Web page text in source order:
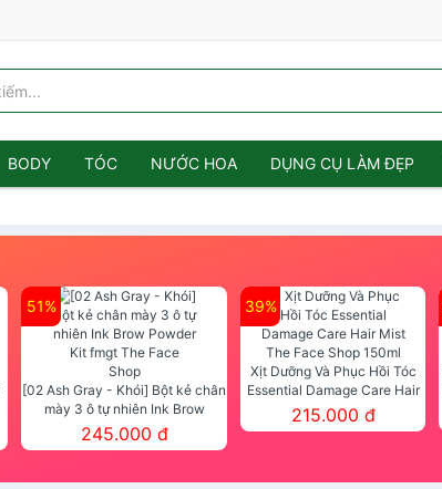
BODY TÓC NƯỚC HOA DỤNG CỤ LÀM ĐẸP
51%
[02 Ash Gray - Khói] Bột kẻ chân
mày 3 ô tự nhiên Ink Brow
Powder Kit fmgt The Face Shop
245.000 đ
39%
Xịt Dưỡng Và Phục Hồi Tóc
Essential Damage Care Hair
Mist The Face Shop 150ml
215.000 đ